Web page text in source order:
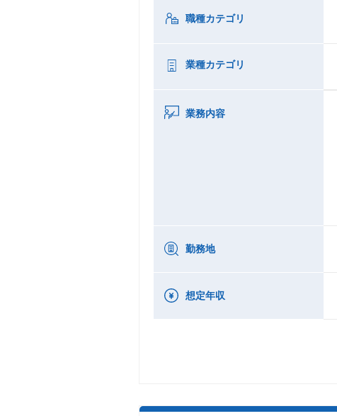
職種カテゴリ
業種カテゴリ
業務内容
勤務地
想定年収